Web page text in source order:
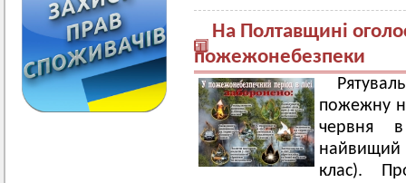
На Полтавщині
пожежонебезпеки
пожежну
червня в
клас).